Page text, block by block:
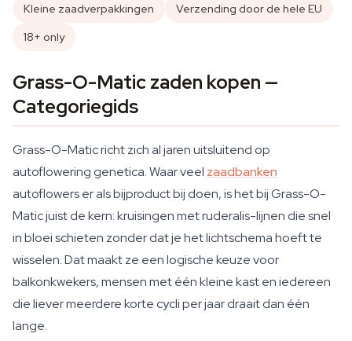
Kleine zaadverpakkingen
Verzending door de hele EU
18+ only
Grass-O-Matic zaden kopen —
Categoriegids
Grass-O-Matic richt zich al jaren uitsluitend op
autoflowering genetica. Waar veel zaadbanken
autoflowers er als bijproduct bij doen, is het bij Grass-O-
Matic juist de kern: kruisingen met ruderalis-lijnen die snel
in bloei schieten zonder dat je het lichtschema hoeft te
wisselen. Dat maakt ze een logische keuze voor
balkonkwekers, mensen met één kleine kast en iedereen
die liever meerdere korte cycli per jaar draait dan één
lange.